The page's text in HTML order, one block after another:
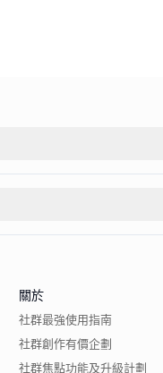
關於
社群最強使用指南
社群創作有價企劃
社群焦點功能及升級計劃